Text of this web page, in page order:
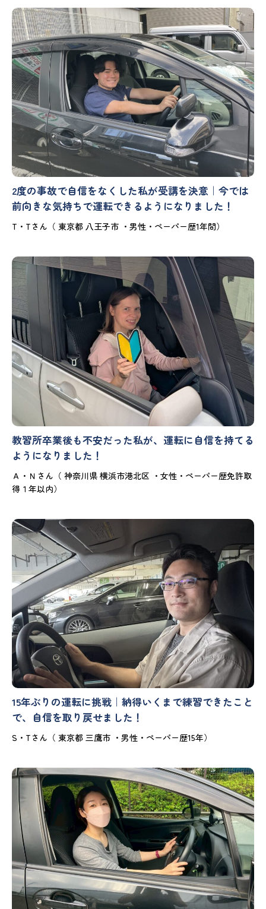
2度の事故で自信をなくした私が受講を決意｜今では
前向きな気持ちで運転できるようになりました！
T・Tさん（ 東京都 八王子市 ・男性・ペーパー歴1年間）
教習所卒業後も不安だった私が、運転に自信を持てる
ようになりました！
Ａ・Ｎさん（ 神奈川県 横浜市港北区 ・女性・ペーパー歴免許取
得１年以内）
15年ぶりの運転に挑戦｜納得いくまで練習できたこと
で、自信を取り戻せました！
S・Tさん（ 東京都 三鷹市 ・男性・ペーパー歴15年）